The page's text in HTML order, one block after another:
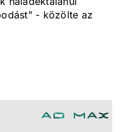
- közölte az